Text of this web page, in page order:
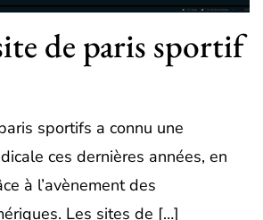
de paris sportif
sportifs a connu une
ces dernières années, en
à l’avènement des
Les sites de […]